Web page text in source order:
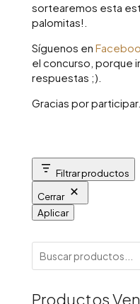
sortearemos esta
palomitas!.
Síguenos en
el concurso, porque
respuestas ;).
Gracias por participar.
Filtrar productos
Cerrar
Aplicar
Productos